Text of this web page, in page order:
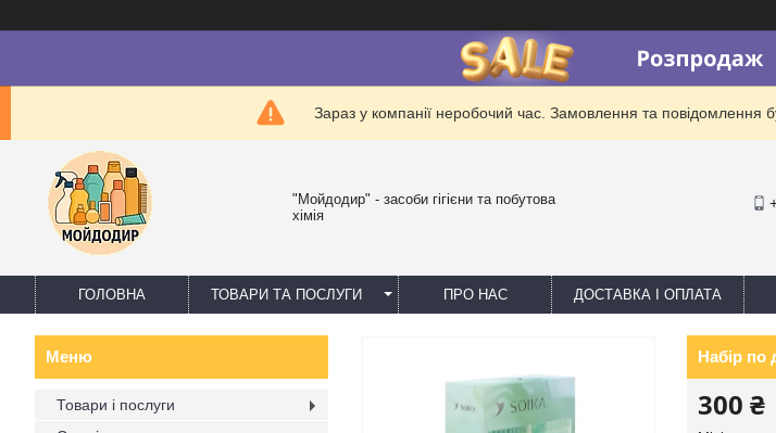
Зараз у компанії неробочий час. Замовлення та повідомлення
"Мойдодир" - засоби гігієни та побутова
хімія
ГОЛОВНА ТОВАРИ ТА ПОСЛУГИ ПРО НАС ДОСТАВКА І ОПЛАТА
Набір по
300 ₴
Товари і послуги